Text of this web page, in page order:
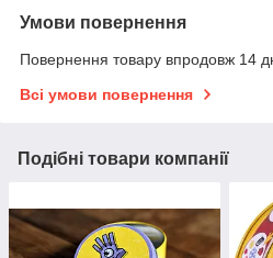
Умови повернення
Повернення товару впродовж 14
Всі умови повернення
Подібні товари компанії